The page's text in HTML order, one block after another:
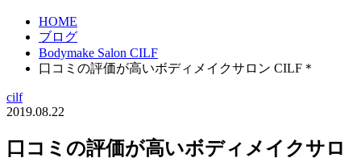
HOME
ブログ
Bodymake Salon CILF
口コミの評価が高いボディメイクサロン CILF＊
cilf
2019.08.22
口コミの評価が高いボディメイクサロ